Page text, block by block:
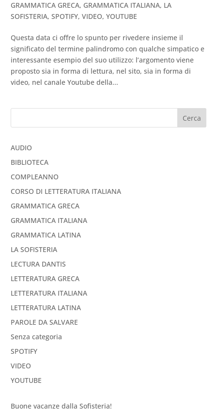
GRAMMATICA GRECA, GRAMMATICA ITALIANA, LA
SOFISTERIA,SPOTIFY,VIDEO,YOUTUBE
Questa data ci offre lo spunto per rivedere insieme il
significato del termine palindromo con qualche simpatico e
interessante esempio del suo utilizzo: l’argomento viene
proposto sia in forma di lettura, nel sito, sia in forma di
video, nel canale Youtube della...
Cerca
AUDIO
BIBLIOTECA
COMPLEANNO
CORSO DI LETTERATURA ITALIANA
GRAMMATICA GRECA
GRAMMATICA ITALIANA
GRAMMATICA LATINA
LA SOFISTERIA
LECTURA DANTIS
LETTERATURA GRECA
LETTERATURA ITALIANA
LETTERATURA LATINA
PAROLE DA SALVARE
Senza categoria
SPOTIFY
VIDEO
YOUTUBE
Buone vacanze dalla Sofisteria!